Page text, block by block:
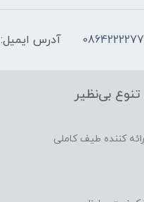
آدرس ایمیل:
بی‌نظیر
کننده طیف کاملی